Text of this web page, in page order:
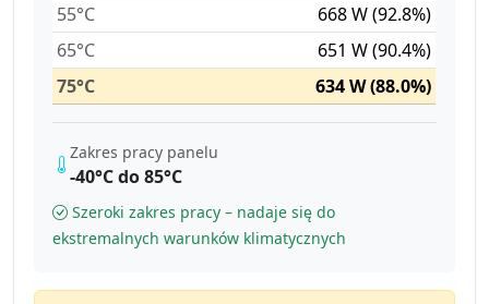
55°C
668 W (92.8%)
65°C
651 W (90.4%)
75°C
634 W (88.0%)
Zakres pracy panelu
-40°C do 85°C
Szeroki zakres pracy – nadaje się do
ekstremalnych warunków klimatycznych